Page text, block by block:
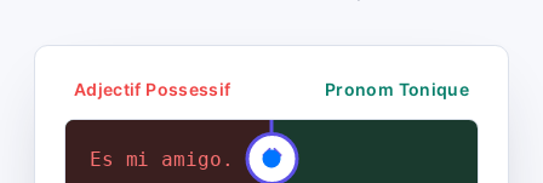
Adjectif Possessif Pronom Tonique
Es mi amigo.
Es un amigo mío.